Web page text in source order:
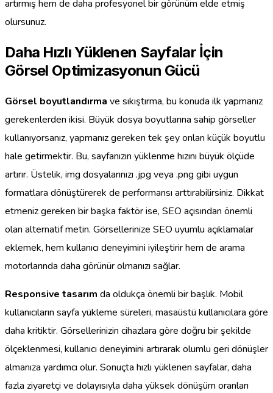
artırmış hem de daha profesyonel bir görünüm elde etmiş
olursunuz.
Daha Hızlı Yüklenen Sayfalar İçin
Görsel Optimizasyonun Gücü
Görsel boyutlandırma ve sıkıştırma, bu konuda ilk yapmanız
gerekenlerden ikisi. Büyük dosya boyutlarına sahip görseller
kullanıyorsanız, yapmanız gereken tek şey onları küçük boyutlu
hale getirmektir. Bu, sayfanızın yüklenme hızını büyük ölçüde
artırır. Üstelik, img dosyalarınızı .jpg veya .png gibi uygun
formatlara dönüştürerek de performansı arttırabilirsiniz. Dikkat
etmeniz gereken bir başka faktör ise, SEO açısından önemli
olan alternatif metin. Görsellerinize SEO uyumlu açıklamalar
eklemek, hem kullanıcı deneyimini iyileştirir hem de arama
motorlarında daha görünür olmanızı sağlar.
Responsive tasarım da oldukça önemli bir başlık. Mobil
kullanıcıların sayfa yükleme süreleri, masaüstü kullanıcılara göre
daha kritiktir. Görsellerinizin cihazlara göre doğru bir şekilde
ölçeklenmesi, kullanıcı deneyimini artırarak olumlu geri dönüşler
almanıza yardımcı olur. Sonuçta hızlı yüklenen sayfalar, daha
fazla ziyaretçi ve dolayısıyla daha yüksek dönüşüm oranları